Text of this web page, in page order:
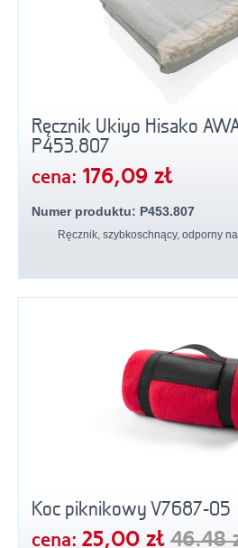
Ręcznik Ukiyo Hisako
P453.807
cena: 176,09 zł
Numer produktu: P453.807
Ręcznik, szybkoschnący, odporny
Koc piknikowy V7687-05
cena: 25,00 zł 46.48